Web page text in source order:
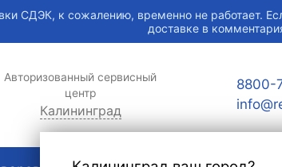
СДЭК, к сожалению, временно не работает.
доставке в
Авторизованный сервисный
центр
Калининград
8800-